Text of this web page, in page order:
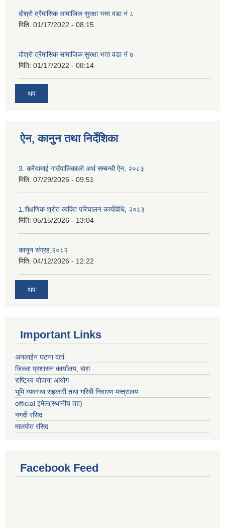
दोश्रो त्रैमासिक सामाजिक सुरक्षा भत्ता वडा नं ८
मिति: 01/17/2022 - 08:15
दोश्रो त्रैमासिक सामाजिक सुरक्षा भत्ता वडा नं ७
मिति: 01/17/2022 - 08:14
थप
ऐन, कानुन तथा निर्देशिका
3. करैयामाई गाउँपालिकाको अर्थ सम्बन्धी ऐन, २०८३
मिति: 07/29/2026 - 09:51
1.शैक्षणिक श्रोत व्यक्ति परिचालन कार्यविधि, २०८३
मिति: 05/15/2026 - 13:04
कानून संग्रह,२०८२
मिति: 04/12/2026 - 12:22
थप
Important Links
अनलाईन घटना दर्ता
जिल्ला प्रशासन कार्यालय, बारा
राष्ट्रिय योजना आयोग
भूमि व्यवस्था सहकारी तथा गरिबी निवारण मन्त्रालय
official इमेल(स्थानीय तह)
नगदी रसिद
मालपोत रसिद
Facebook Feed